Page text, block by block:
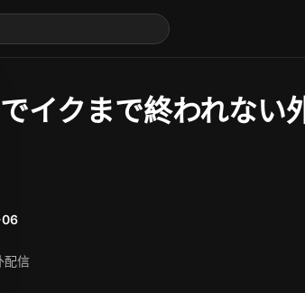
イクまで終われない
06
配信